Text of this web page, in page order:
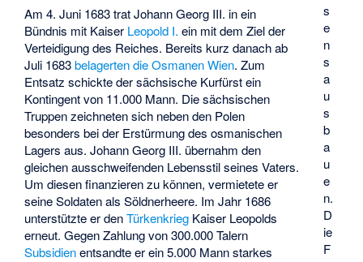
s
e
n
s
a
u
s
b
a
u
e
n.
D
ie
F
Am 4. Juni 1683 trat Johann Georg III. in ein
Bündnis mit Kaiser Leopold I. ein mit dem Ziel der
Verteidigung des Reiches. Bereits kurz danach ab
Juli 1683belagerten die Osmanen Wien. Zum
Entsatz schickte der sächsische Kurfürst ein
Kontingent von 11.000 Mann. Die sächsischen
Truppen zeichneten sich neben den Polen
besonders bei der Erstürmung des osmanischen
Lagers aus. Johann Georg III. übernahm den
gleichen ausschweifenden Lebensstil seines Vaters.
Um diesen finanzieren zu können, vermietete er
seine Soldaten als Söldnerheere. Im Jahr 1686
unterstützte er denTürkenkrieg Kaiser Leopolds
erneut. Gegen Zahlung von 300.000 Talern
Subsidienentsandte er ein 5.000 Mann starkes